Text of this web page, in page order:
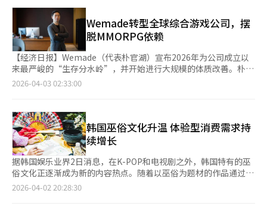
Wemade转型全球综合游戏公司，摆
脱MMORPG依赖
【经济日报】Wemade（代表朴官湖）宣布2026年为公司成立以
来最严峻的“生存分水岭”，并开始进行大规模的体质改善。朴官
湖亲自领导的这次改革，不仅仅是推出新作，而是打破过去数年支
场的多样化需求。Wemade快速进行体质改善的背景是由于
MMORPG类型收入结构的局限性。国内市场已趋于饱和，概率型
道具的监管和用户疲劳增加，导致MMORPG的增长动力明显减
弱。朴官湖为克服这些结构性限制，积极推进“类型多样
化”和“全球平台扩展”双轨战略。《传奇之伊米尔》的Steam发
布不仅是新作的增加，更是为了在主机和PC为主的全球市场中重
新确立韩国MMORPG的竞争力，并扩展至北美和欧洲市场。
Wemade的全球战略核心是即将在7日通过Steam正式发布的《传
2026-04-03 02:33:00
韩国巫俗文化升温 体验型消费需求持
续增长
据韩国娱乐业界2日消息，在K-POP和电视剧之外，韩国特有的巫
俗文化正逐渐成为新的内容热点。随着以巫俗为题材的作品通过全
球在线视频服务（OTT）持续走红，相关消费正由线上观看向线下
2026-04-02 20:28:30